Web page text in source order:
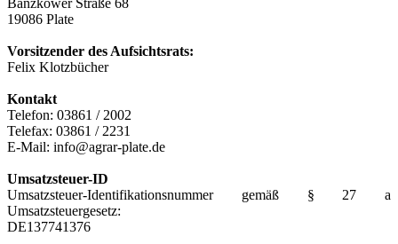
Banzkower Straße 68
19086 Plate
Vorsitzender des Aufsichtsrats:
Felix Klotzbücher
Kontakt
Telefon: 03861 / 2002
Telefax: 03861 / 2231
E-Mail: info@agrar-plate.de
Umsatzsteuer-ID
Umsatzsteuer-Identifikationsnummer gemäß § 27 a
Umsatzsteuergesetz:
DE137741376